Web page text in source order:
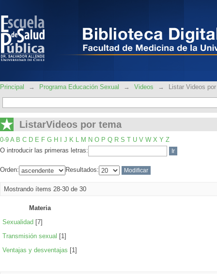
Principal → Programa Educación Sexual → Videos → Listar Videos
ListarVideos por tema
0-9 A B C D E F G H J K L M N O P Q R S T U V W X Y Z
O introducir las primeras letras:
Orden: Resultados:
Mostrando ítems 28-30 de 30
Materia
Sexualidad [7]
Transmisión sexual [1]
Ventajas y desventajas [1]